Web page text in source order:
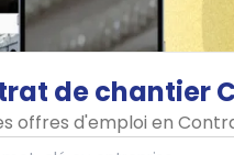
dechantier
offres d'emploi en
clé ou entreprise